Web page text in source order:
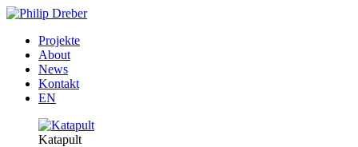
Projekte
About
News
Kontakt
EN
Katapult